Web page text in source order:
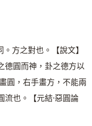
方之對也。【說文】
德圓而神，卦之德方以
圓，右手畫方，不能兩
流也。【元結·惡圓論